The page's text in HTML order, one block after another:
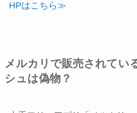
HPはこちら≫
メルカリで販売されてい
シュは偽物？